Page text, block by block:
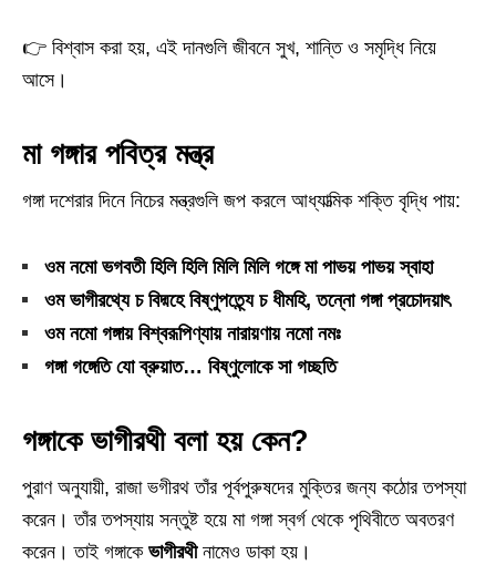
👉 বিশ্বাস করা হয়, এই দানগুলি জীবনে সুখ, শান্তি ও সমৃদ্ধি নিয়ে
আসে।
মা গঙ্গার পবিত্র মন্ত্র
গঙ্গা দশেরার দিনে নিচের মন্ত্রগুলি জপ করলে আধ্যাত্মিক শক্তি বৃদ্ধি পায়:
ওম নমো ভগবতী হিলি হিলি মিলি মিলি গঙ্গে মা পাভয় পাভয় স্বাহা
ওম ভাগীরথ্যে চ বিদ্মহে বিষ্ণুপত্ন্যে চ ধীমহি, তন্নো গঙ্গা প্রচোদয়াৎ
ওম নমো গঙ্গায় বিশ্বরূপিণ্যায় নারায়ণায় নমো নমঃ
গঙ্গা গঙ্গেতি যো ব্রুয়াত… বিষ্ণুলোকে সা গচ্ছতি
গঙ্গাকে ভাগীরথী বলা হয় কেন?
পুরাণ অনুযায়ী, রাজা ভগীরথ তাঁর পূর্বপুরুষদের মুক্তির জন্য কঠোর তপস্যা
করেন। তাঁর তপস্যায় সন্তুষ্ট হয়ে মা গঙ্গা স্বর্গ থেকে পৃথিবীতে অবতরণ
করেন। তাই গঙ্গাকে ভাগীরথীনামেও ডাকা হয়।